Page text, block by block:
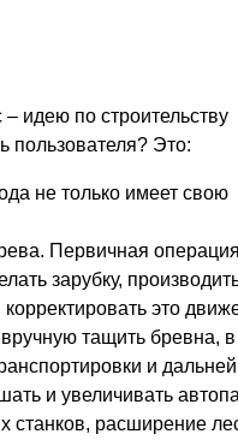
идею по строительству
пользователя? Это:
не только имеет свою
Первичная операция
зарубку,
это
тащить бревна, в
и
и увеличивать
станков, расширение